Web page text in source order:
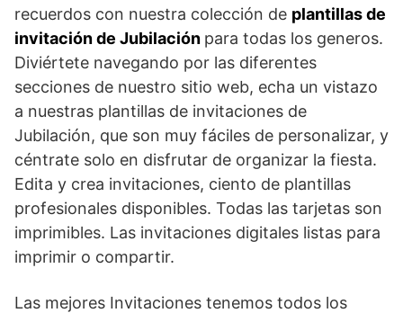
recuerdos con nuestra colección de plantillas de
invitación de Jubilación para todas los generos.
Diviértete navegando por las diferentes
secciones de nuestro sitio web, echa un vistazo
a nuestras plantillas de invitaciones de
Jubilación, que son muy fáciles de personalizar, y
céntrate solo en disfrutar de organizar la fiesta.
Edita y crea invitaciones, ciento de plantillas
profesionales disponibles. Todas las tarjetas son
imprimibles. Las invitaciones digitales listas para
imprimir o compartir.
Las mejores Invitaciones tenemos todos los